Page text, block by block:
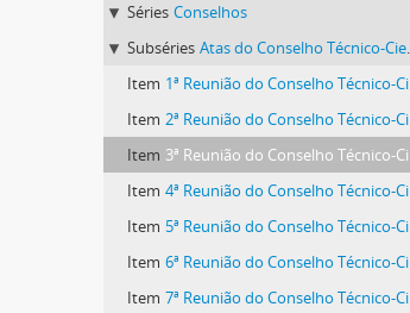
Séries Conselhos
Subséries Atas do Conselho Técnico-Científico (CTC) 1986-1992
Item 1ª Reunião do Conselho Técnico-Científico
Item 2ª Reunião do Conselho Técnico-Científico
Item 3ª Reunião do Conselho Técnico-Científico
Item 4ª Reunião do Conselho Técnico-Científico
Item 5ª Reunião do Conselho Técnico-Científico
Item 6ª Reunião do Conselho Técnico-Científico
Item 7ª Reunião do Conselho Técnico-Científico